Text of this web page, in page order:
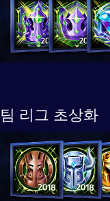
팀 리그 초상화